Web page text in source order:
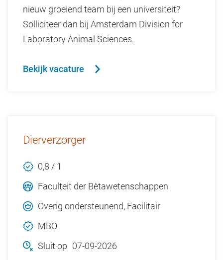
nieuw groeiend team bij een universiteit?
Solliciteer dan bij Amsterdam Division for
Laboratory Animal Sciences.
Bekijk vacature
Dierverzorger
0,8 / 1
Faculteit der Bètawetenschappen
Overig ondersteunend, Facilitair
MBO
Sluit op 07-09-2026